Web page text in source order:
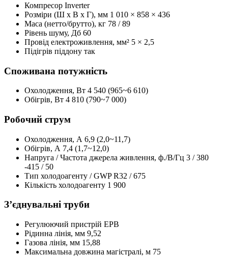
Компресор Inverter
Розміри (Ш x В x Г), мм 1 010 × 858 × 436
Маса (нетто/брутто), кг 78 / 89
Рівень шуму, Дб 60
Провід електроживлення, мм² 5 × 2,5
Підігрів піддону так
Споживана потужність
Охолодження, Вт 4 540 (965~6 610)
Обігрів, Вт 4 810 (790~7 000)
Робочий струм
Охолодження, А 6,9 (2,0~11,7)
Обігрів, А 7,4 (1,7~12,0)
Напруга / Частота джерела живлення, ф./В/Гц 3 / 380
-415 / 50
Тип холодоагенту / GWPR32 / 675
Кількість холодоагенту 1 900
З’єднувальні труби
Регулюючий пристрій ЕРВ
Рідинна лінія, мм 9,52
Газова лінія, мм 15,88
Максимальна довжина магістралі, м 75